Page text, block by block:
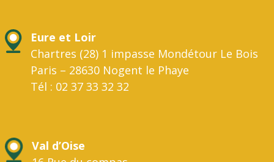
Eure et Loir
Chartres (28) 1 impasse Mondétour Le Bois
Paris – 28630 Nogent le Phaye
Tél : 02 37 33 32 32
Val d’Oise